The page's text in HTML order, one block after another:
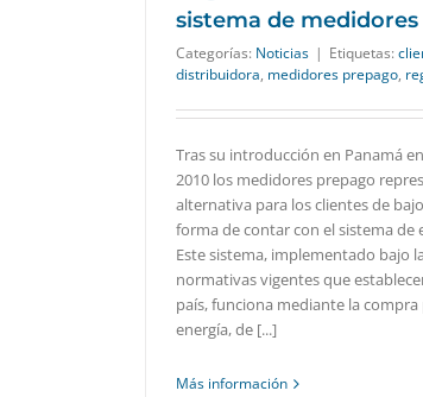
sistema de
Categorías: Noticias | Etiquetas:
distribuidora, medidores prepago,
Tras su introducción en Panamá
2010 los medidores prepago
alternativa para los clientes de
forma de contar con el sistema de
Este sistema, implementado bajo
normativas vigentes que
país, funciona mediante la compra
energía, de [...]
Más información